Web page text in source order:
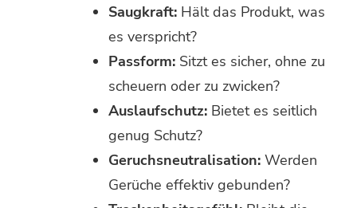
Saugkraft: Hält das Produkt, was
es verspricht?
Passform: Sitzt es sicher, ohne zu
scheuern oder zu zwicken?
Auslaufschutz: Bietet es seitlich
genug Schutz?
Geruchsneutralisation: Werden
Gerüche effektiv gebunden?